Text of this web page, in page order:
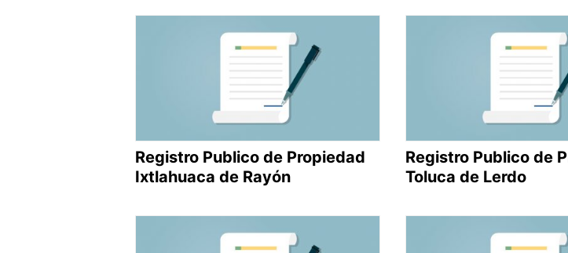
Registro Publico de Propiedad
Ixtlahuaca de Rayón
Registro Publico de
Toluca de Lerdo